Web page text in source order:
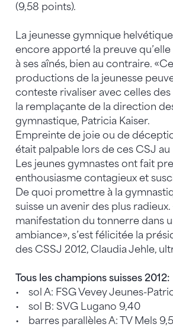
(9,58 points).
La jeunesse gymnique
encore apporté la preuve qu’elle
à ses aînés, bien au contraire.
productions de la jeunesse
conteste rivaliser avec celles
la remplaçante de la direction
gymnastique, Patricia Kaiser.
Empreinte de joie ou de
était palpable lors de ces CSJ
Les jeunes gymnastes ont fait
enthousiasme contagieux et
De quoi promettre à la
suisse un avenir des plus radieux.
manifestation du tonnerre dans
ambiance», s’est félicitée la
des CSSJ 2012, Claudia Jehle,
Tous les champions suisses 2012:
• sol A: FSG Vevey Jeunes-
• sol B: SVG Lugano 9,40
• barres parallèles A: TV Mels